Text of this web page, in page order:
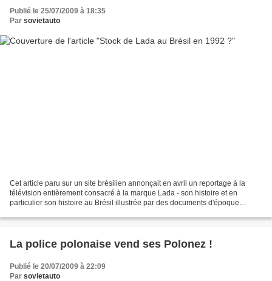
Publié le 25/07/2009 à 18:35
Par sovietauto
Cet article paru sur un site brésilien annonçait en avril un reportage à la
télévision entièrement consacré à la marque Lada - son histoire et en
particulier son histoire au Brésil illustrée par des documents d'époque
La police polonaise vend ses Polonez !
Publié le 20/07/2009 à 22:09
Par sovietauto